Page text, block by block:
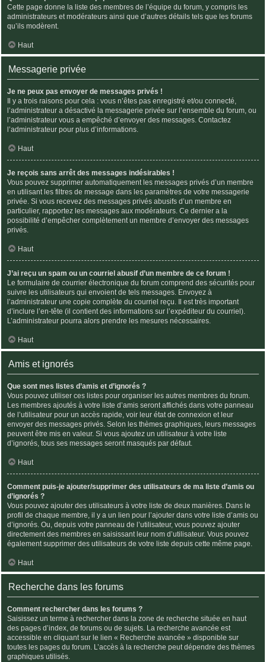
Cette page donne la liste des membres de l’équipe du forum, y compris les
administrateurs et modérateurs ainsi que d’autres détails tels que les forums
qu’ils modèrent.
Haut
Messagerie privée
Je ne peux pas envoyer de messages privés !
Il y a trois raisons pour cela : vous n’êtes pas enregistré et/ou connecté,
l’administrateur a désactivé la messagerie privée sur l’ensemble du forum, ou
l’administrateur vous a empêché d’envoyer des messages. Contactez
l’administrateur pour plus d’informations.
Haut
Je reçois sans arrêt des messages indésirables !
Vous pouvez supprimer automatiquement les messages privés d’un membre
en utilisant les filtres de message dans les paramètres de votre messagerie
privée. Si vous recevez des messages privés abusifs d’un membre en
particulier, rapportez les messages aux modérateurs. Ce dernier a la
possibilité d’empêcher complètement un membre d’envoyer des messages
privés.
Haut
J’ai reçu un spam ou un courriel abusif d’un membre de ce forum !
Le formulaire de courrier électronique du forum comprend des sécurités pour
suivre les utilisateurs qui envoient de tels messages. Envoyez à
l’administrateur une copie complète du courriel reçu. Il est très important
d’inclure l’en-tête (il contient des informations sur l’expéditeur du courriel).
L’administrateur pourra alors prendre les mesures nécessaires.
Haut
Amis et ignorés
Que sont mes listes d’amis et d’ignorés ?
Vous pouvez utiliser ces listes pour organiser les autres membres du forum.
Les membres ajoutés à votre liste d’amis seront affichés dans votre panneau
de l’utilisateur pour un accès rapide, voir leur état de connexion et leur
envoyer des messages privés. Selon les thèmes graphiques, leurs messages
peuvent être mis en valeur. Si vous ajoutez un utilisateur à votre liste
d’ignorés, tous ses messages seront masqués par défaut.
Haut
Comment puis-je ajouter/supprimer des utilisateurs de ma liste d’amis ou
d’ignorés ?
Vous pouvez ajouter des utilisateurs à votre liste de deux manières. Dans le
profil de chaque membre, il y a un lien pour l’ajouter dans votre liste d’amis ou
d’ignorés. Ou, depuis votre panneau de l’utilisateur, vous pouvez ajouter
directement des membres en saisissant leur nom d’utilisateur. Vous pouvez
également supprimer des utilisateurs de votre liste depuis cette même page.
Haut
Recherche dans les forums
Comment rechercher dans les forums ?
Saisissez un terme à rechercher dans la zone de recherche située en haut
des pages d’index, de forums ou de sujets. La recherche avancée est
accessible en cliquant sur le lien « Recherche avancée » disponible sur
toutes les pages du forum. L’accès à la recherche peut dépendre des thèmes
graphiques utilisés.